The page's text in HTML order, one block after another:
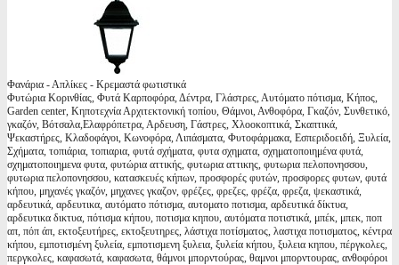
Φανάρια - Απλίκες - Κρεμαστά φωτιστικά
Φυτώρια Κορινθίας, Φυτά Καρποφόρα, Δέντρα, Γλάστρες, Αυτόματο πότισμα, Κήπος,
Garden center, Κηποτεχνία Αρχιτεκτονική τοπίου, Θάμνοι, Ανθοφόρα, Γκαζόν, Συνθετικό,
γκαζόν, Βότσαλα,Ελαφρόπετρα, Αρδευση, Γάστρες, Χλοοκοπτικά, Σκαπτικά,
Ψεκαστήρες, Κλαδοφάγοι, Κωνοφόρα, Λιπάσματα, Φυτοφάρμακα, Εσπεριδοειδή, Ξυλεία,
Σχήματα, τοπιάρια, τοπιαρια, φυτά σχήματα, φυτα σχηματα, σχηματοποιημένα φυτά,
σχηματοποιημενα φυτα, φυτώρια αττικής, φυτωρια αττικης, φυτωρια πελοπονησσου,
φυτωρια πελοπονησσου, κατασκευές κήπων, προσφορές φυτών, προσφορες φυτων, φυτά
κήπου, μηχανές γκαζόν, μηχανες γκαζον, φρέζες, φρεζες, φρέζα, φρεζα, ψεκαστικά,
αρδευτικά, αρδευτικα, αυτόματο πότισμα, αυτοματο ποτισμα, αρδευτικά δίκτυα,
αρδευτικα δικτυα, πότισμα κήπου, ποτισμα κηπου, αυτόματα ποτιστικά, μπέκ, μπεκ, ποπ
απ, πόπ άπ, εκτοξευτήρες, εκτοξευτηρες, λάστιχα ποτίσματος, λαστιχα ποτισματος, κέντρα
κήπου, εμποτισμένη ξυλεία, εμποτισμενη ξυλεια, ξυλεία κήπου, ξυλεια κηπου, πέργκολες,
περγκολες, καφασωτά, καφασωτα, θάμνοι μπορντούρας, θαμνοι μπορντουρας, ανθοφόροι